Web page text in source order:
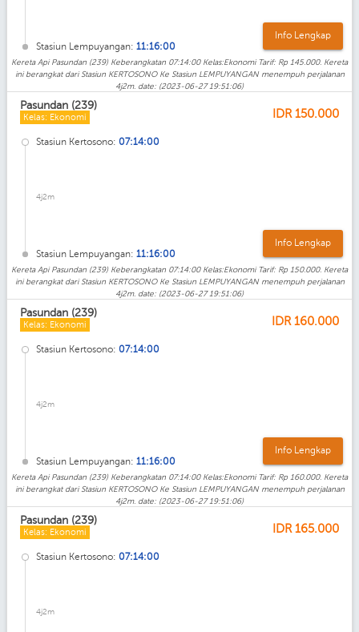
Stasiun Lempuyangan: 11:16:00
Info Lengkap
Kereta Api Pasundan (239) Keberangkatan 07:14:00 Kelas:Ekonomi Tarif: Rp 145.000. Kereta
ini berangkat dari Stasiun KERTOSONO Ke Stasiun LEMPUYANGAN menempuh perjalanan
4j2m. date: (2023-06-27 19:51:06)
Pasundan (239)
Kelas: Ekonomi IDR 150.000
Stasiun Kertosono: 07:14:00
4j2m
Stasiun Lempuyangan: 11:16:00
Info Lengkap
Kereta Api Pasundan (239) Keberangkatan 07:14:00 Kelas:Ekonomi Tarif: Rp 150.000. Kereta
ini berangkat dari Stasiun KERTOSONO Ke Stasiun LEMPUYANGAN menempuh perjalanan
4j2m. date: (2023-06-27 19:51:06)
Pasundan (239)
Kelas: Ekonomi IDR 160.000
Stasiun Kertosono: 07:14:00
4j2m
Stasiun Lempuyangan: 11:16:00
Info Lengkap
Kereta Api Pasundan (239) Keberangkatan 07:14:00 Kelas:Ekonomi Tarif: Rp 160.000. Kereta
ini berangkat dari Stasiun KERTOSONO Ke Stasiun LEMPUYANGAN menempuh perjalanan
4j2m. date: (2023-06-27 19:51:06)
Pasundan (239)
Kelas: Ekonomi IDR 165.000
Stasiun Kertosono: 07:14:00
4j2m